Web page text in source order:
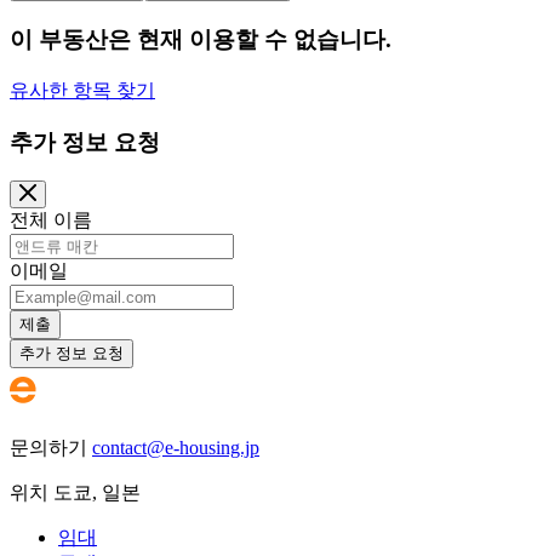
이 부동산은 현재 이용할 수 없습니다.
유사한 항목 찾기
추가 정보 요청
전체 이름
이메일
제출
추가 정보 요청
문의하기 contact@e-housing.jp
위치 도쿄, 일본
임대